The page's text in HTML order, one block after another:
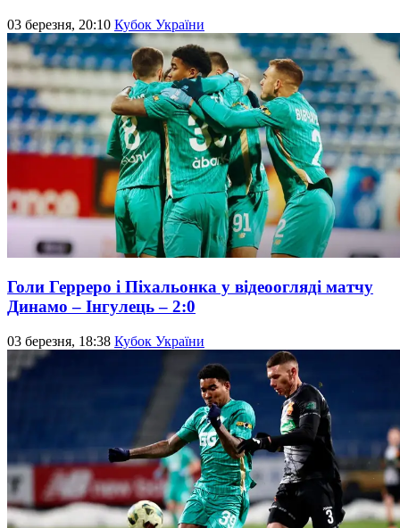
03 березня, 20:10 Кубок України
Голи Герреро і Піхальонка у відеоогляді матчу
Динамо – Інгулець – 2:0
03 березня, 18:38 Кубок України